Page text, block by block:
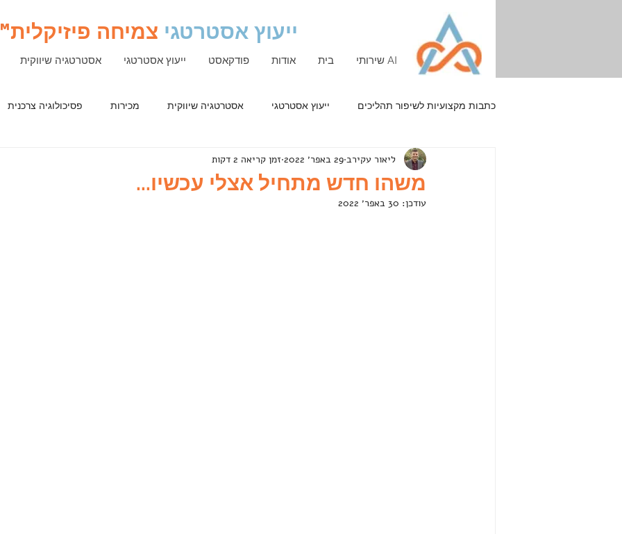
ייעוץ אסטרטגי צמיחה פיזיקלית
אסטרטגיה שיווקית ייעוץ אסטרטגי פודקאסט אודות בית שירותי AI
כתבות מקצועיות לשיפור תהליכים ייעוץ אסטרטגי אסטרטגיה שיווקית מכירות פסיכולוגיה צרכנית
קידום אתרים אסטרטגיה
משהו חדש מתחיל אצלי עכשיו...
ליאור עקירב 29 באפר׳ 2022 זמן קריאה 2 דקות
עודכן: 30 באפר׳ 2022